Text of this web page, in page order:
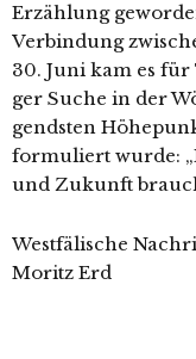
Erzählung
Verbindung
30. Juni kam es
ger Suche in der
gends­ten
for­mu­liert wur­de:
und Zukunft
Westfälische
Moritz Erd